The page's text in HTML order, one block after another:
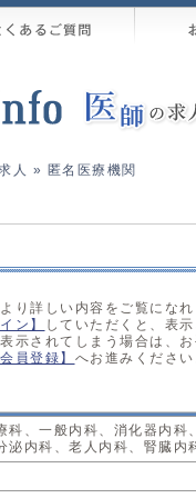
人 » 匿名医療機関
り詳しい内容をご覧になれ
ン】
していただくと、表
示されてしまう場合は、
会員登録】 へお進みください
科、一般内科、消化器内科
泌内科、老人内科、腎臓内